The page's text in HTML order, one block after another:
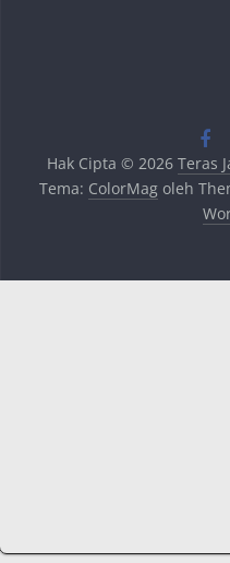
Hak Cipta © 2026 Teras
Tema: ColorMagoleh